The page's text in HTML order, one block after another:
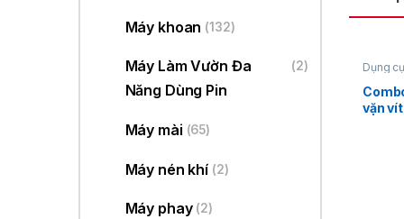
Dụng
Máy
vặn
Máy khoan (132)
Máy Làm Vườn Đa
Năng Dùng Pin
(2)
Máy mài (65)
Máy nén khí (2)
Máy phay (2)